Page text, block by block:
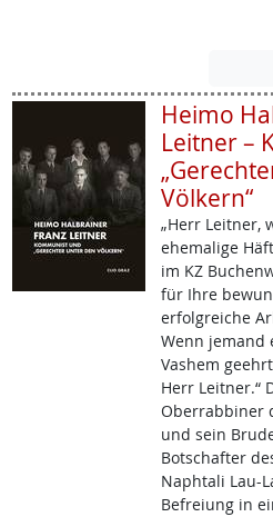
Heimo
Leitner –
Völkern“
„Herr Leitner,
ehemalige
im KZ
für Ihre
erfolgreiche
Wenn jemand
Vashem
Herr Leitner.“
Oberrabbiner
und sein
Botschafter
Naphtali Lau-
Befreiung in